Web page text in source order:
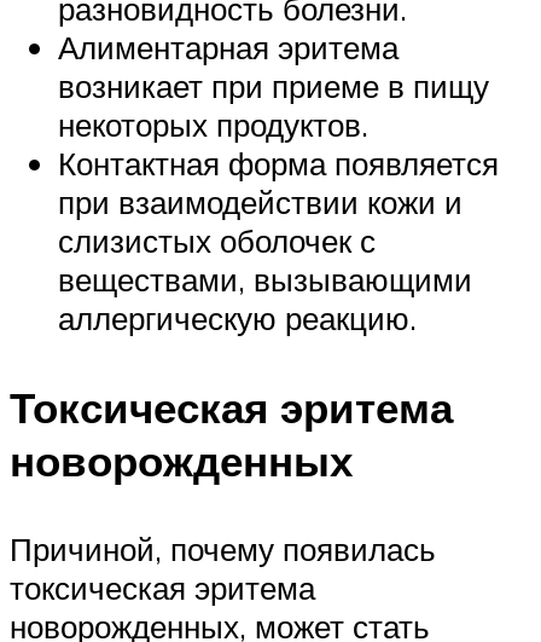
разновидность болезни.
Алиментарная эритема
возникает при приеме в пищу
некоторых продуктов.
Контактная форма появляется
при взаимодействии кожи и
слизистых оболочек с
веществами, вызывающими
аллергическую реакцию.
Токсическая эритема
новорожденных
Причиной, почему появилась
токсическая эритема
новорожденных, может стать